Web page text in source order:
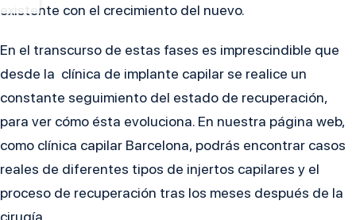
existente con el crecimiento del nuevo.
En el transcurso de estas fases es imprescindible que
desde la clínica de implante capilar se realice un
constante seguimiento del estado de recuperación,
para ver cómo ésta evoluciona. En nuestra página web,
como clínica capilar Barcelona, podrás encontrar casos
reales de diferentes tipos de injertos capilares y el
proceso de recuperación tras los meses después de la
cirugía.